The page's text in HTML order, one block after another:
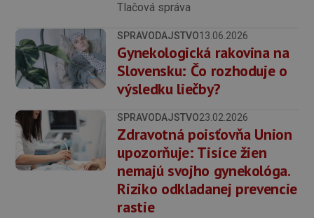
Tlačová správa
SPRAVODAJSTVO13.06.2026
Gynekologická rakovina na
Slovensku: Čo rozhoduje o
výsledku liečby?
SPRAVODAJSTVO23.02.2026
Zdravotná poisťovňa Union
upozorňuje: Tisíce žien
nemajú svojho gynekológa.
Riziko odkladanej prevencie
rastie